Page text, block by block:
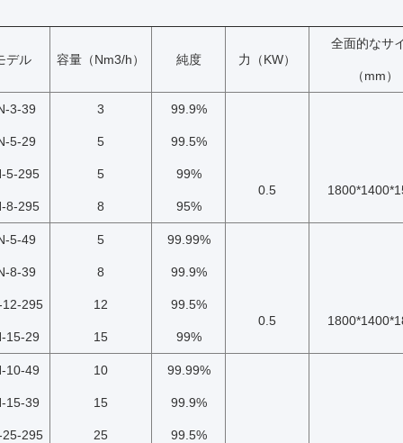
デル 容量（Nm3/h） 純度 力（KW）
全面的なサ
（mm）
3-39
5-29
5-295
8-295
3
5
5
8
99.9%
99.5%
99%
95%
0.5
5-49
8-39
12-295
15-29
5
8
12
15
99.99%
99.9%
99.5%
99%
0.5
10-49
15-39
25-295
10
15
25
99.99%
99.9%
99.5%